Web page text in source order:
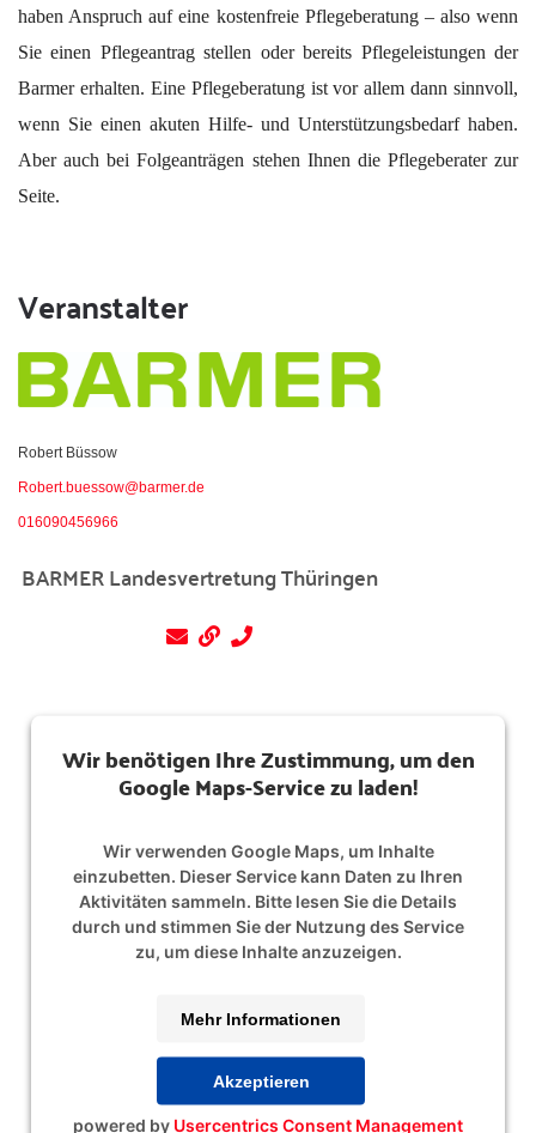
haben Anspruch auf eine kostenfreie Pflegeberatung – also wenn
Sie einen Pflegeantrag stellen oder bereits Pflegeleistungen der
Barmer erhalten. Eine Pflegeberatung ist vor allem dann sinnvoll,
wenn Sie einen akuten Hilfe- und Unterstützungsbedarf haben.
Aber auch bei Folgeanträgen stehen Ihnen die Pflegeberater zur
Seite.
Veranstalter
Robert Büssow
Robert.buessow@barmer.de
016090456966
BARMER Landesvertretung Thüringen
Wir benötigen Ihre Zustimmung, um den
Google Maps-Service zu laden!
Wir verwenden Google Maps, um Inhalte
einzubetten. Dieser Service kann Daten zu Ihren
Aktivitäten sammeln. Bitte lesen Sie die Details
durch und stimmen Sie der Nutzung des Service
zu, um diese Inhalte anzuzeigen.
Mehr Informationen
Akzeptieren
powered by Usercentrics Consent Management